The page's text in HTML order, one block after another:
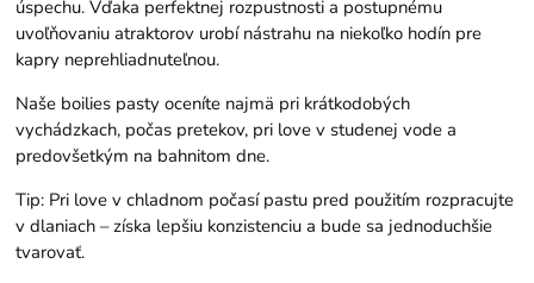
úspechu. Vďaka perfektnej rozpustnosti a postupnému
uvoľňovaniu atraktorov urobí nástrahu na niekoľko hodín pre
kapry neprehliadnuteľnou.
Naše boilies pasty oceníte najmä pri krátkodobých
vychádzkach, počas pretekov, pri love v studenej vode a
predovšetkým na bahnitom dne.
Tip: Pri love v chladnom počasí pastu pred použitím rozpracujte
v dlaniach – získa lepšiu konzistenciu a bude sa jednoduchšie
tvarovať.